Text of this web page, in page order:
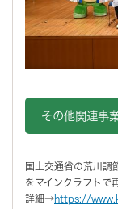
その他関連事
国土交通省の荒川調
をマインクラフトで
詳細→https://